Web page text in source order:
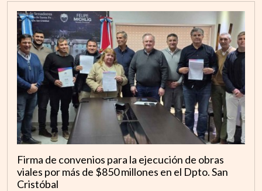
Firma de convenios para la ejecución de obras
viales por más de $850 millones en el Dpto. San
Cristóbal